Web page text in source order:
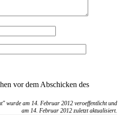
vor dem Abschicken des
wurde am 14. Februar 2012 veroeffentlicht und
am 14. Februar 2012 zuletzt aktualisiert.